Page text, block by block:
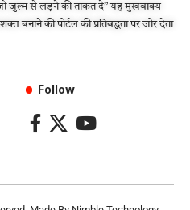
जुल्म से लड़ने की ताकत दे” यह मुखवाक्य
बनाने की पोर्टल की प्रतिबद्धता पर जोर देता
Follow